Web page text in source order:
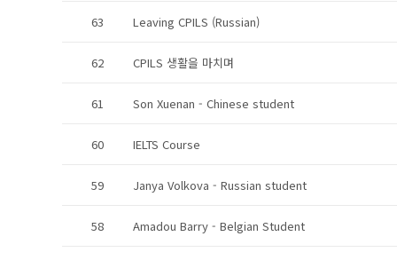
63 Leaving CPILS (Russian)
62 CPILS 생활을 마치며
61 Son Xuenan - Chinese student
60 IELTS Course
59 Janya Volkova - Russian student
58 Amadou Barry - Belgian Student